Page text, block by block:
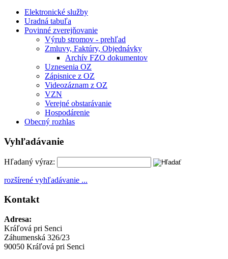
Elektronické služby
Uradná tabuľa
Povinné zverejňovanie
Výrub stromov - prehľad
Zmluvy, Faktúry, Objednávky
Archív FZO dokumentov
Uznesenia OZ
Zápisnice z OZ
Videozáznam z OZ
VZN
Verejné obstarávanie
Hospodárenie
Obecný rozhlas
Vyhľadávanie
Hľadaný výraz:
rozšírené vyhľadávanie ...
Kontakt
Adresa:
Kráľová pri Senci
Záhumenská 326/23
90050 Kráľová pri Senci